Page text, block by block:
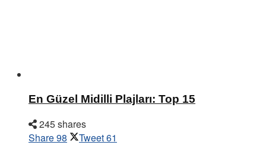
En Güzel Midilli Plajları: Top 15
245 shares
Share98 Tweet61